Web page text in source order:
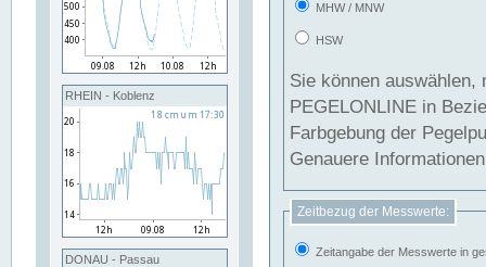
RHEIN - Koblenz
DONAU - Passau
MHW / MNW
HSW
Sie können
PEGELONLINE in Beziehung
Farbgebung der
Genauere
Zeitbezug der Messwerte:
Zeitangabe der Messwerte in